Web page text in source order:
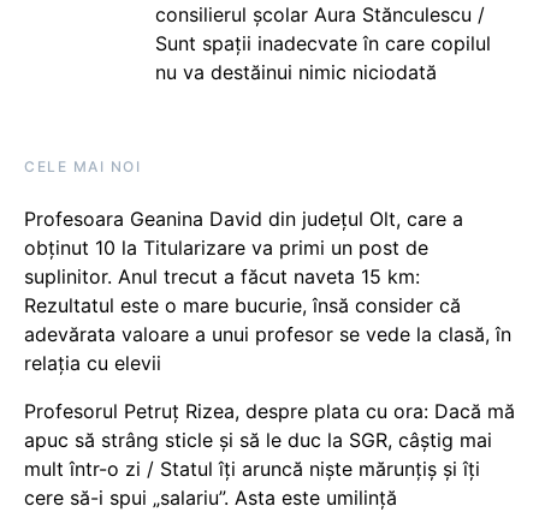
consilierul școlar Aura Stănculescu /
Sunt spații inadecvate în care copilul
nu va destăinui nimic niciodată
CELE MAI NOI
Profesoara Geanina David din județul Olt, care a
obținut 10 la Titularizare va primi un post de
suplinitor. Anul trecut a făcut naveta 15 km:
Rezultatul este o mare bucurie, însă consider că
adevărata valoare a unui profesor se vede la clasă, în
relația cu elevii
Profesorul Petruț Rizea, despre plata cu ora: Dacă mă
apuc să strâng sticle și să le duc la SGR, câștig mai
mult într-o zi / Statul îți aruncă niște mărunțiș și îți
cere să-i spui „salariu”. Asta este umilință